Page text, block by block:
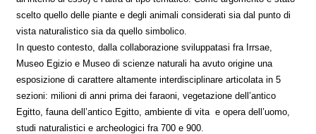
scelto quello delle piante e degli animali considerati sia dal punto di
vista naturalistico sia da quello simbolico.
In questo contesto, dalla collaborazione sviluppatasi fra Irrsae,
Museo Egizio e Museo di scienze naturali ha avuto origine una
esposizione di carattere altamente interdisciplinare articolata in 5
sezioni: milioni di anni prima dei faraoni, vegetazione dell’antico
Egitto, fauna dell’antico Egitto, ambiente di vita e opera dell’uomo,
studi naturalistici e archeologici fra 700 e 900.